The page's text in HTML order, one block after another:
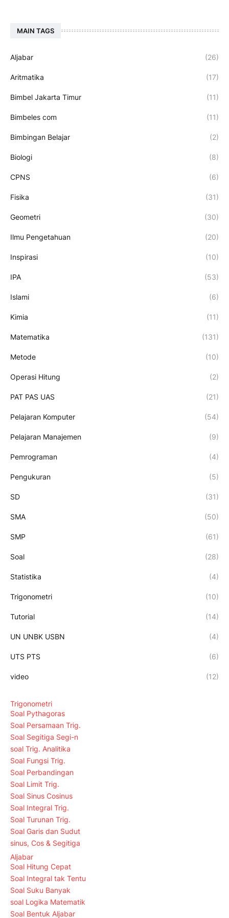
MAIN TAGS
Aljabar (26)
Aritmatika (17)
Bimbel Jakarta Timur (11)
Bimbeles com (11)
Bimbingan Belajar (2)
Biologi (8)
CPNS (6)
Fisika (31)
Geometri (30)
Ilmu Pengetahuan (20)
Inspirasi (10)
IPA (53)
Islami (6)
Kimia (11)
Matematika (131)
Metode (10)
Operasi Hitung (2)
PAT PAS UAS (21)
Pelajaran Komputer (54)
Pelajaran Manajemen (9)
Pemrograman (4)
Pengukuran (5)
SD (31)
SMA (50)
SMP (61)
Soal (28)
Statistika (4)
Trigonometri (10)
Tutorial (14)
UN UNBK USBN (4)
UTS PTS (6)
video (12)
Trigonometri
Soal Pythagoras
Soal Persamaan Trig.
Soal Segitiga Segi-n
soal Trig. Analitika
Soal Fungsi Trig.
Soal Perbandingan
Soal Limit Trig.
Soal Sinus Cosinus
Soal Integral Trig.
Soal Turunan Trig.
Soal Garis dan Sudut
sinus, Cos & Segitiga
Aljabar
Soal Hitung Cepat
Soal Integral tak Tentu
Soal Suku Banyak
soal Logika Matematik
Soal Bentuk Aljabar